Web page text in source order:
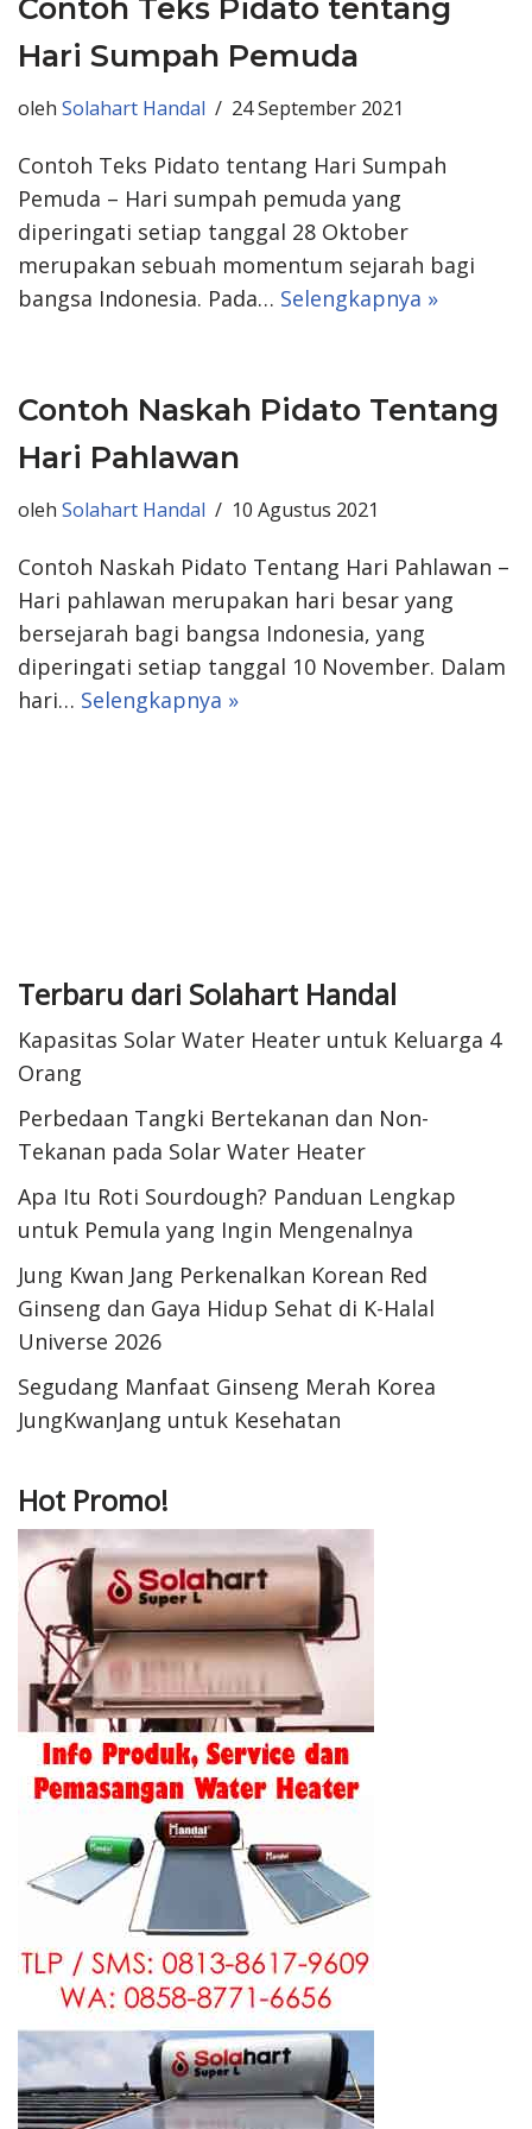
Contoh Teks Pidato tentang
Hari Sumpah Pemuda
oleh Solahart Handal 24 September 2021
Contoh Teks Pidato tentang Hari Sumpah
Pemuda – Hari sumpah pemuda yang
diperingati setiap tanggal 28 Oktober
merupakan sebuah momentum sejarah bagi
bangsa Indonesia. Pada… Selengkapnya »
Contoh Naskah Pidato Tentang
Hari Pahlawan
oleh Solahart Handal 10 Agustus 2021
Contoh Naskah Pidato Tentang Hari Pahlawan –
Hari pahlawan merupakan hari besar yang
bersejarah bagi bangsa Indonesia, yang
diperingati setiap tanggal 10 November. Dalam
hari… Selengkapnya »
Terbaru dari Solahart Handal
Kapasitas Solar Water Heater untuk Keluarga 4
Orang
Perbedaan Tangki Bertekanan dan Non-
Tekanan pada Solar Water Heater
Apa Itu Roti Sourdough? Panduan Lengkap
untuk Pemula yang Ingin Mengenalnya
Jung Kwan Jang Perkenalkan Korean Red
Ginseng dan Gaya Hidup Sehat di K-Halal
Universe 2026
Segudang Manfaat Ginseng Merah Korea
JungKwanJang untuk Kesehatan
Hot Promo!